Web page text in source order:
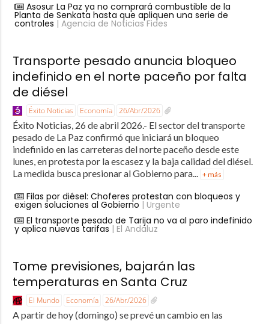
Asosur La Paz ya no comprará combustible de la
Planta de Senkata hasta que apliquen una serie de
controles | Agencia de Noticias Fides
Transporte pesado anuncia bloqueo
indefinido en el norte paceño por falta
de diésel
Éxito Noticias Economía 26/Abr/2026
Éxito Noticias, 26 de abril 2026.- El sector del transporte
pesado de La Paz confirmó que iniciará un bloqueo
indefinido en las carreteras del norte paceño desde este
lunes, en protesta por la escasez y la baja calidad del diésel.
La medida busca presionar al Gobierno para... + más
Filas por diésel: Choferes protestan con bloqueos y
exigen soluciones al Gobierno | Urgente
El transporte pesado de Tarija no va al paro indefinido
y aplica nuevas tarifas | El Andaluz
Tome previsiones, bajarán las
temperaturas en Santa Cruz
El Mundo Economía 26/Abr/2026
A partir de hoy (domingo) se prevé un cambio en las